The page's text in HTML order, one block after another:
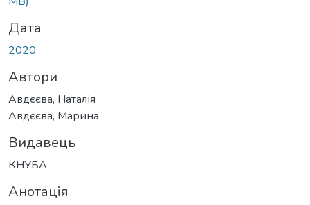
Дата
2020
Автори
Авдєєва, Наталія
Авдєєва, Марина
Видавець
КНУБА
Анотація